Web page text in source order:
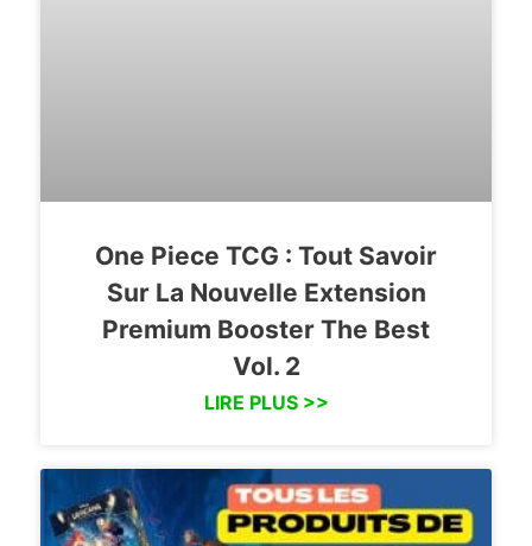
One Piece TCG : Tout Savoir
Sur La Nouvelle Extension
Premium Booster The Best
Vol. 2
LIRE PLUS >>